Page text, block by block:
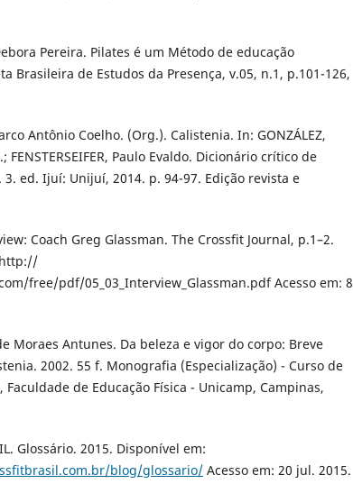
Pereira. Pilates é um Método de educação
Brasileira de Estudos da Presença, v.05, n.1, p.101-126,
Antônio Coelho. (Org.). Calistenia. In: GONZÁLEZ,
FENSTERSEIFER, Paulo Evaldo. Dicionário crítico de
3. ed. Ijuí: Unijuí, 2014. p. 94-97. Edição revista e
Coach Greg Glassman. The Crossfit Journal, p.1–2.
free/pdf/05_03_Interview_Glassman.pdf Acesso em: 8
Moraes Antunes. Da beleza e vigor do corpo: Breve
2002. 55 f. Monografia (Especialização) - Curso de
Faculdade de Educação Física - Unicamp, Campinas,
Glossário. 2015. Disponível em:
blog/glossario/ Acesso em: 20 jul. 2015.